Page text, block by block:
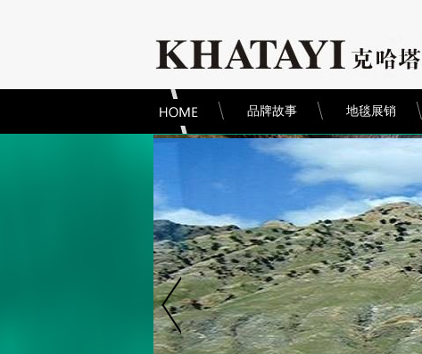
品牌故事 地毯展销